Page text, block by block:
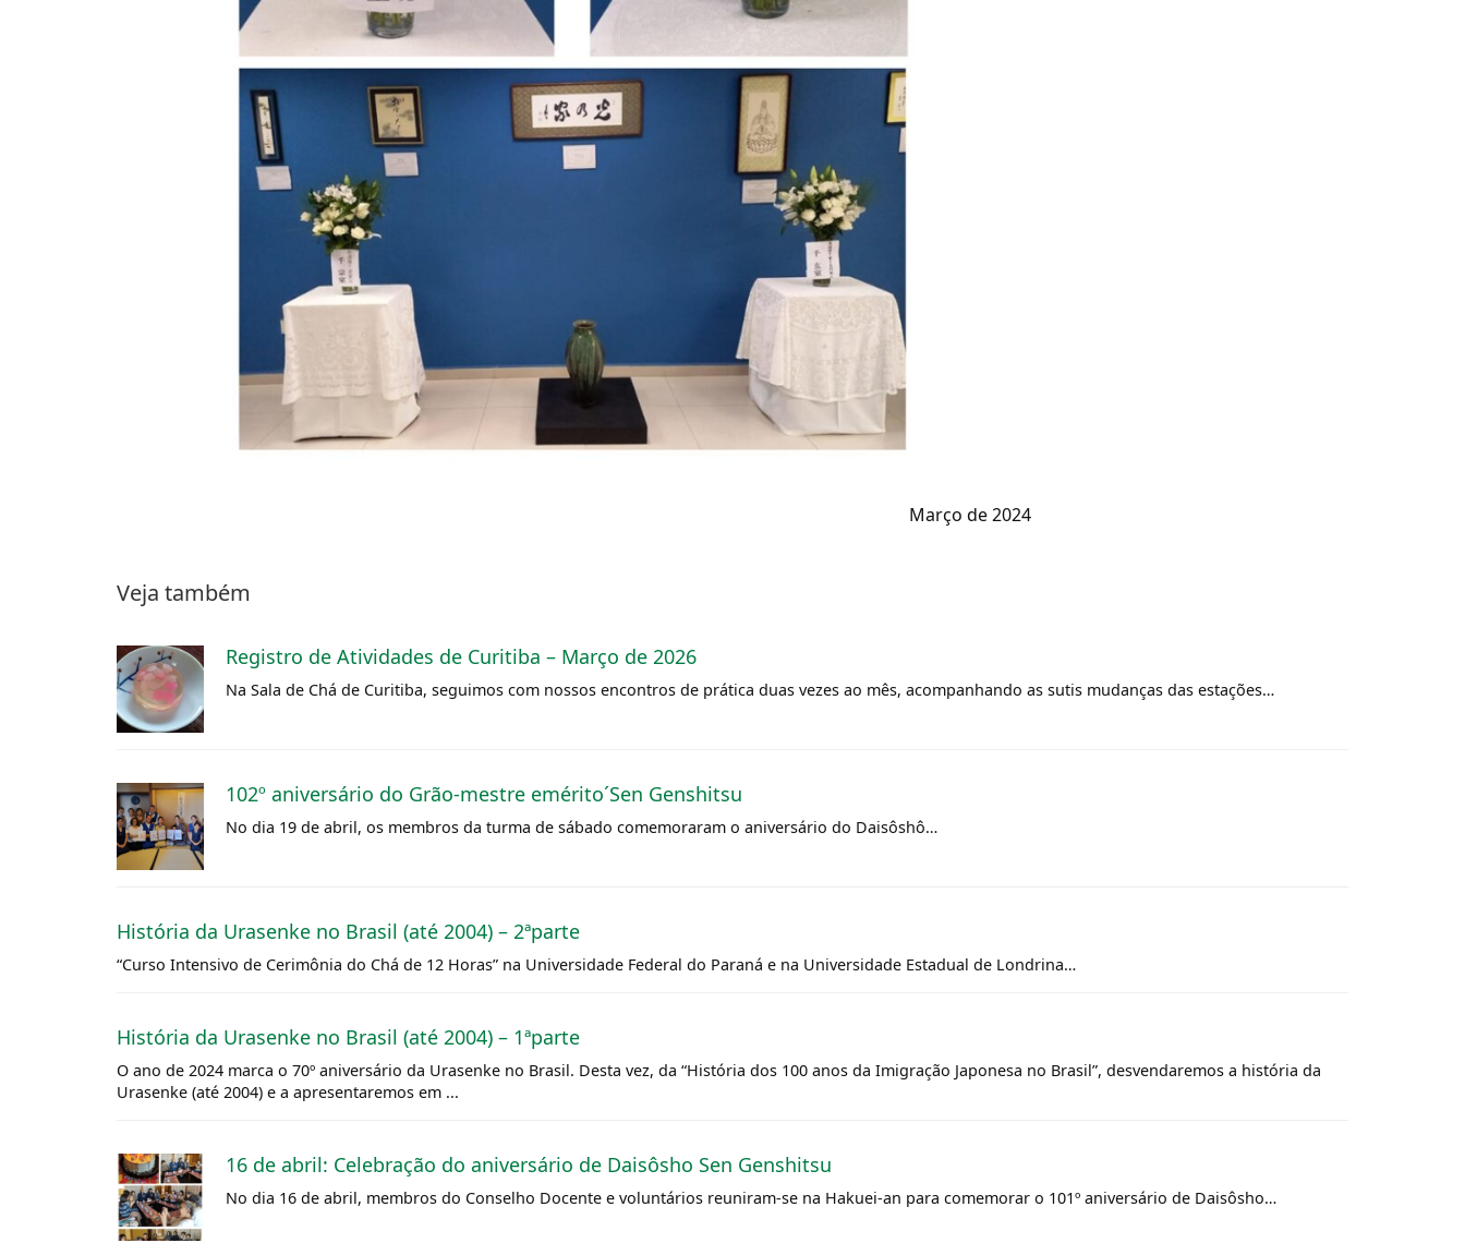
Março de 2024
Veja também
Registro de Atividades de Curitiba – Março de 2026
Na Sala de Chá de Curitiba, seguimos com nossos encontros de prática duas vezes ao mês, acompanhando as sutis mudanças das estações…
102º aniversário do Grão-mestre emérito´Sen Genshitsu
No dia 19 de abril, os membros da turma de sábado comemoraram o aniversário do Daisôshô…
História da Urasenke no Brasil (até 2004) – 2ªparte
“Curso Intensivo de Cerimônia do Chá de 12 Horas” na Universidade Federal do Paraná e na Universidade Estadual de Londrina…
História da Urasenke no Brasil (até 2004) – 1ªparte
O ano de 2024 marca o 70º aniversário da Urasenke no Brasil. Desta vez, da “História dos 100 anos da Imigração Japonesa no Brasil”, desvendaremos a história da
Urasenke (até 2004) e a apresentaremos em ...
16 de abril: Celebração do aniversário de Daisôsho Sen Genshitsu
No dia 16 de abril, membros do Conselho Docente e voluntários reuniram-se na Hakuei-an para comemorar o 101º aniversário de Daisôsho…